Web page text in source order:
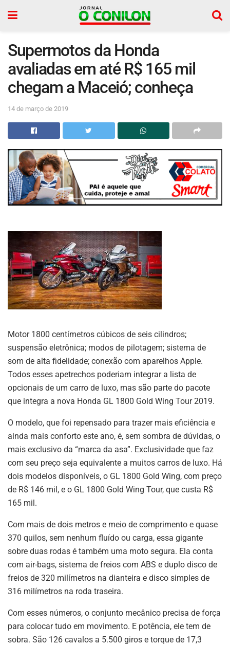
Supermotos da Honda
avaliadas em até R$ 165 mil
chegam a Maceió; conheça
14 de março de 2019
Motor 1800 centímetros cúbicos de seis cilindros;
suspensão eletrônica; modos de pilotagem; sistema de
som de alta fidelidade; conexão com aparelhos Apple.
Todos esses apetrechos poderiam integrar a lista de
opcionais de um carro de luxo, mas são parte do pacote
que integra a nova Honda GL 1800 Gold Wing Tour 2019.
O modelo, que foi repensado para trazer mais eficiência e
ainda mais conforto este ano, é, sem sombra de dúvidas, o
mais exclusivo da “marca da asa”. Exclusividade que faz
com seu preço seja equivalente a muitos carros de luxo. Há
dois modelos disponíveis, o GL 1800 Gold Wing, com preço
de R$ 146 mil, e o GL 1800 Gold Wing Tour, que custa R$
165 mil.
Com mais de dois metros e meio de comprimento e quase
370 quilos, sem nenhum fluído ou carga, essa gigante
sobre duas rodas é também uma moto segura. Ela conta
com air-bags, sistema de freios com ABS e duplo disco de
freios de 320 milímetros na dianteira e disco simples de
316 milímetros na roda traseira.
Com esses números, o conjunto mecânico precisa de força
para colocar tudo em movimento. E potência, ele tem de
sobra. São 126 cavalos a 5.500 giros e torque de 17,3